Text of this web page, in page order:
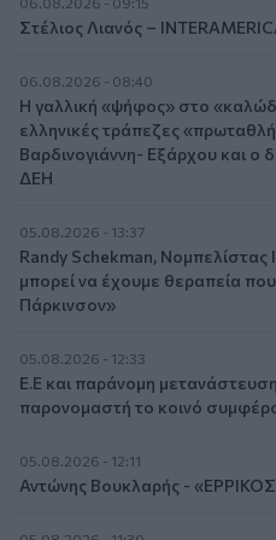
Στέλιος Λιανός –
06.08.2026 - 08:40
Η γαλλική «ψήφος» στο
ελληνικές τράπεζες
Βαρδινογιάννη- Εξάρχου και ο
ΔΕΗ
05.08.2026 - 13:37
Randy Schekman, Νομπελίστας
μπορεί να έχουμε θεραπεία
Πάρκινσον»
05.08.2026 - 12:33
Ε.Ε και παράνομη
παρονομαστή το κοινό
05.08.2026 - 12:11
Αντώνης Βουκλαρής -